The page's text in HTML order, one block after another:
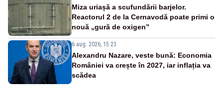
Miza uriașă a scufundării barjelor.
Reactorul 2 de la Cernavodă poate primi o
nouă „gură de oxigen”
6 aug. 2026, 15:23
Alexandru Nazare, veste bună: Economia
României va crește în 2027, iar inflația va
scădea